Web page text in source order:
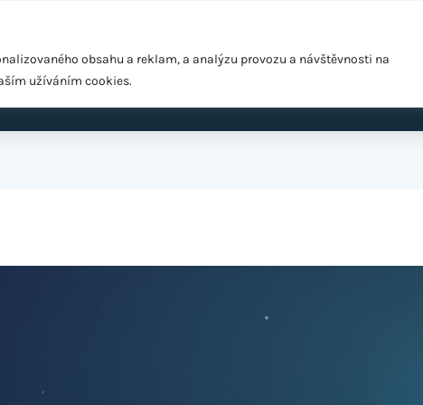
obsahu a reklam, a analýzu provozu a návštěvnosti na
užíváním cookies.